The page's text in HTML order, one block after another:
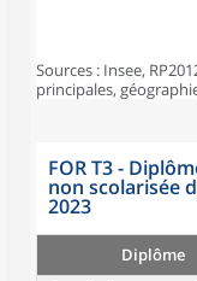
Sources : Insee,
principales,
FOR T3 -
non scolarisée
2023
Diplôme